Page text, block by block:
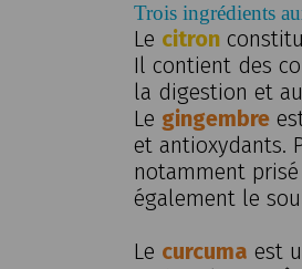
Trois ingrédients
Le citron
Il contient des
la digestion et
Le gingembre
et antioxydants.
notamment
également le
Le curcuma est